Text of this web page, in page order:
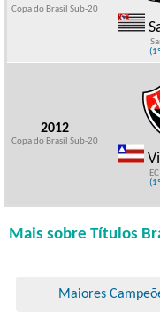
Copa do Brasil Sub-20
2012
Copa do Brasil Sub-20
Mais sobre Títulos
Maiores